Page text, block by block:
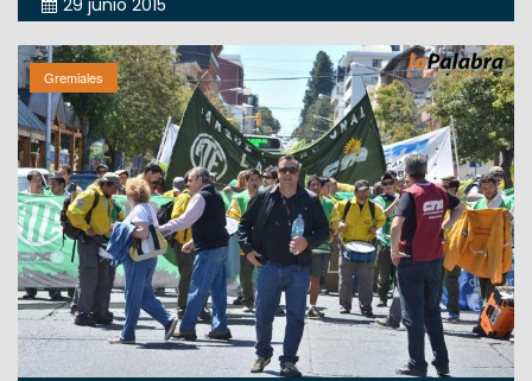
29 junio 2015
Gremiales